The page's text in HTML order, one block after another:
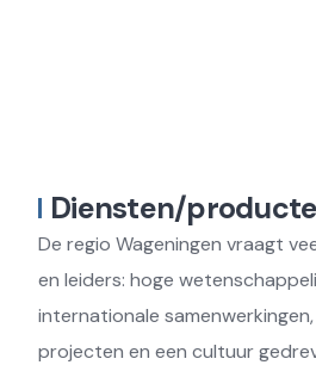
Diensten/
De regio Wageningen vraagt
en leiders: hoge
internationale
projecten en een cultuur